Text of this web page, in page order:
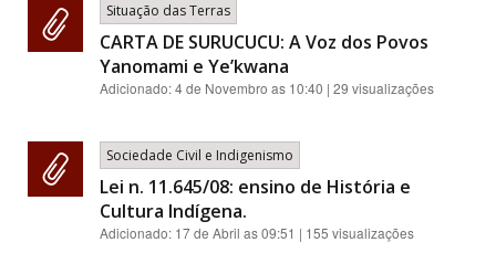
Situação das Terras
CARTA DE SURUCUCU: A Voz dos Povos
Yanomami e Ye’kwana
Adicionado:4 de Novembro as 10:40 | 29 visualizações
Sociedade Civil e Indigenismo
Lei n. 11.645/08: ensino de História e
Cultura Indígena.
Adicionado: 17 de Abril as 09:51 | 155 visualizações